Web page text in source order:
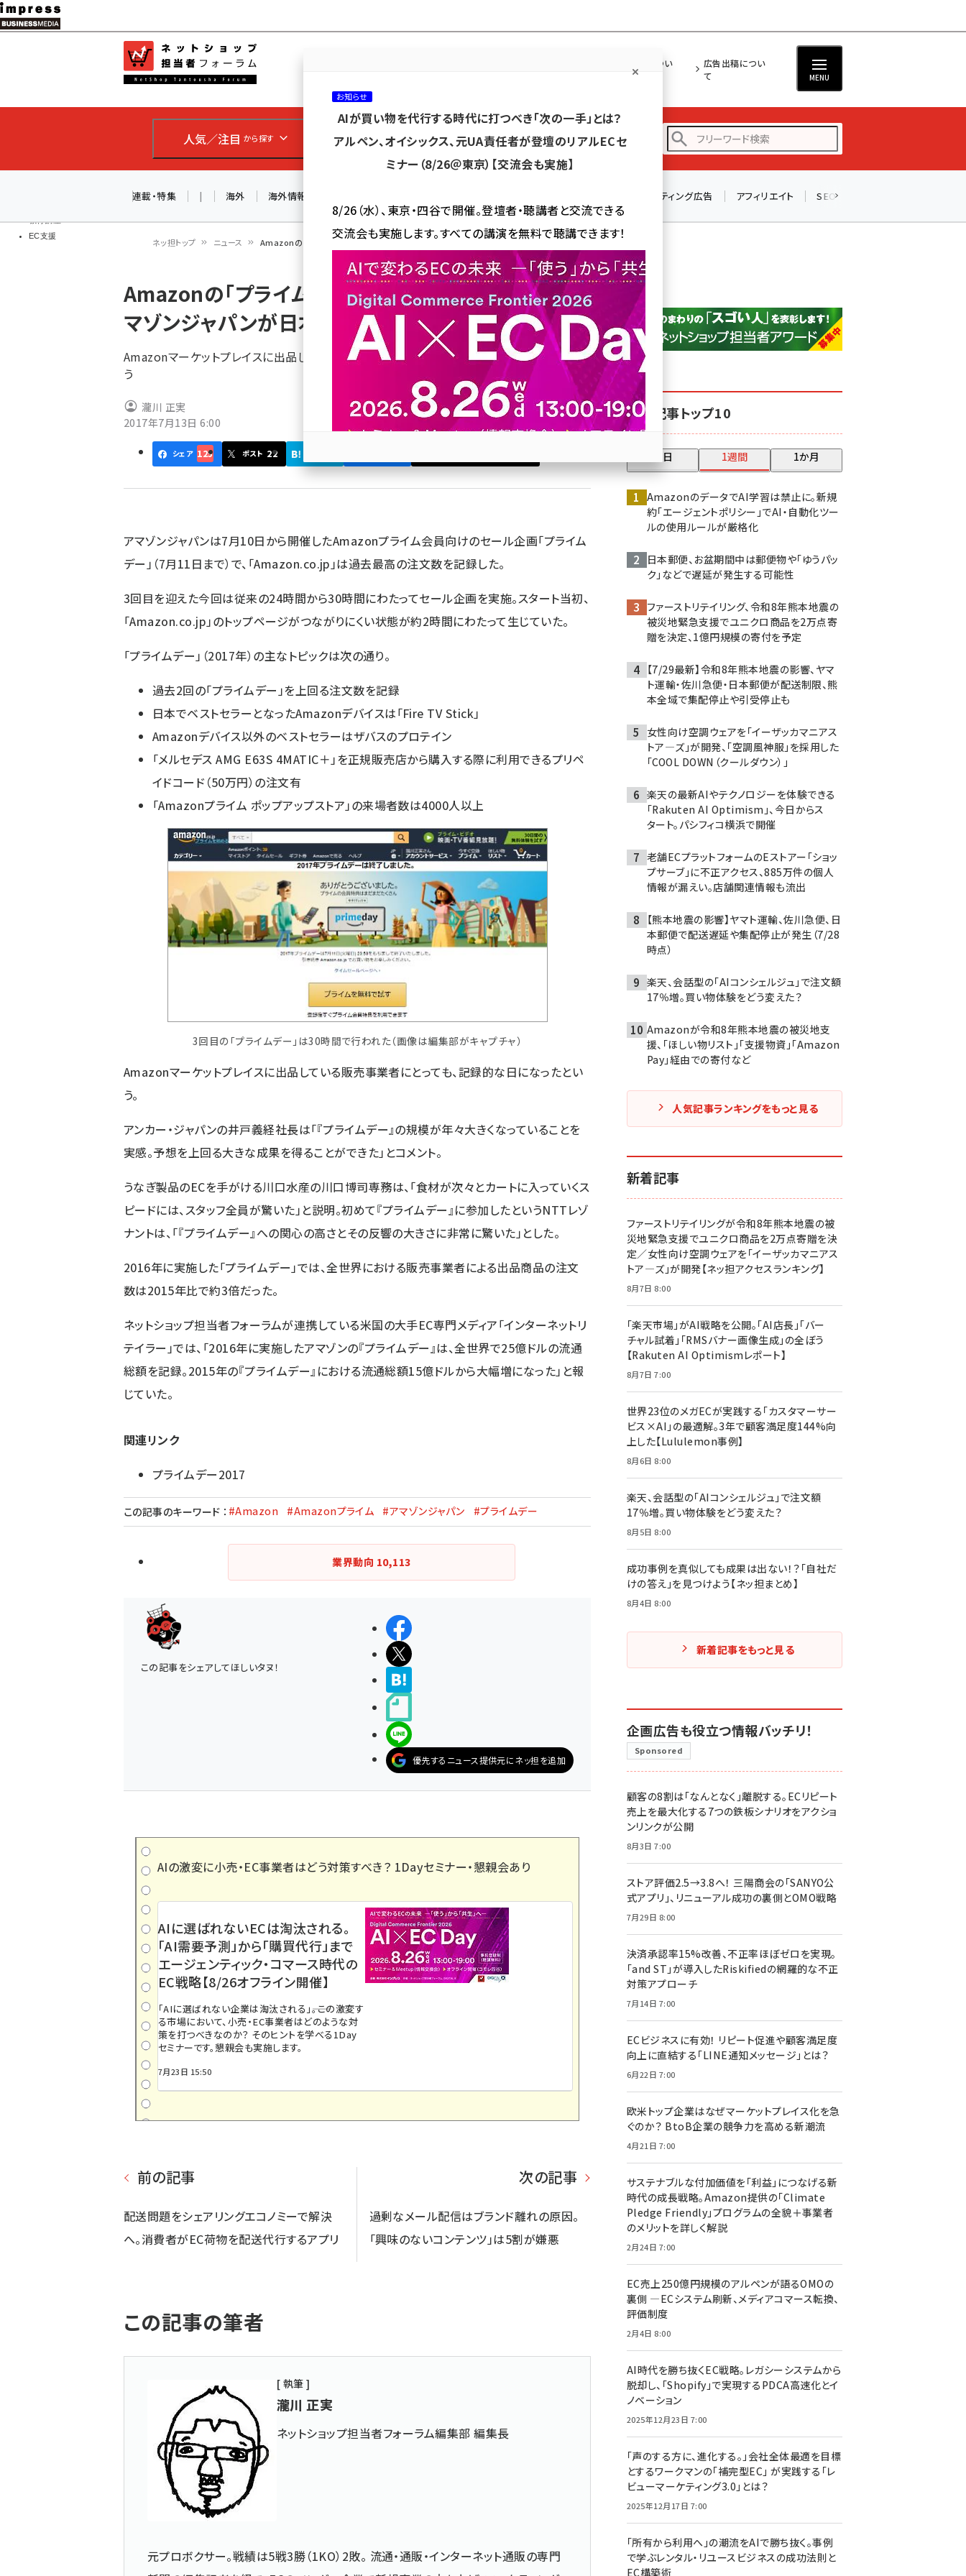
メ
イ
ン
ツ
移
教育講座
EC支援
ネッ担につい
広告出稿につい
て
MENU
人気／注目 から探す カテゴリ／種別 から探す セミナー／イベント から探す
アスクル (1122)
base (1081)
連載・特集 | 海外 海外情報 リスティング広告 アフィリエイト SEO
ン
く
ず
ネッ担トップ ニュース Amazonの「プライムデー」は過去最高の注文数、アマゾンジャパンが日本の状況を発表
Amazonの「プライムデー」は過去最高の注文数、ア
マゾンジャパンが日本の状況を発表
Amazonマーケットプレイスに出品している販売事業者にとっても、記録的な日になったとい
う
瀧川 正実
2017年7月13日 6:00
シェア 125 ポスト 22
アマゾンジャパンは7月10日から開催したAmazonプライム会員向けのセール企画「プライム
デー」（7月11日まで）で、「Amazon.co.jp」は過去最高の注文数を記録した。
3回目を迎えた今回は従来の24時間から30時間にわたってセール企画を実施。スタート当初、
「Amazon.co.jp」のトップページがつながりにくい状態が約2時間にわたって生じていた。
「プライムデー」（2017年）の主なトピックは次の通り。
過去2回の「プライムデー」を上回る注文数を記録
日本でベストセラーとなったAmazonデバイスは「Fire TV Stick」
Amazonデバイス以外のベストセラーはザバスのプロテイン
「メルセデス AMG E63S 4MATIC＋」を正規販売店から購入する際に利用できるプリペ
イドコード（50万円）の注文有
「Amazonプライム ポップアップストア」の来場者数は4000人以上
3回目の「プライムデー」は30時間で行われた（画像は編集部がキャプチャ）
Amazonマーケットプレイスに出品している販売事業者にとっても、記録的な日になったとい
う。
アンカー・ジャパンの井戸義経社長は「『プライムデー』の規模が年々大きくなっていることを
実感。予想を上回る大きな成果を得ることができた」とコメント。
うなぎ製品のECを手がける川口水産の川口博司専務は、「食材が次々とカートに入っていくス
ピードには、スタッフ全員が驚いた」と説明。初めて『プライムデー』に参加したというNTTレゾ
ナントは、「『プライムデー』への関心の高さとその反響の大きさに非常に驚いた」とした。
2016年に実施した「プライムデー」では、全世界における販売事業者による出品商品の注文
数は2015年比で約3倍だった。
ネットショップ担当者フォーラムが連携している米国の大手EC専門メディア「インターネットリ
テイラー」では、「2016年に実施したアマゾンの『プライムデー』は、全世界で25億ドルの流通
総額を記録。2015年の『プライムデー』における流通総額15億ドルから大幅増になった」と報
じていた。
関連リンク
プライムデー2017
この記事のキーワード ： #Amazon #Amazonプライム #アマゾンジャパン #プライムデー
業界動向 10,113
この記事をシェアしてほしいタヌ！
優先するニュース提供元にネッ担を追加
AIの激変に小売・EC事業者はどう対策すべき？ 1Dayセミナー・懇親会あり
AIに選ばれないECは淘汰される。
「AI需要予測」から「購買代行」まで
エージェンティック・コマース時代の
EC戦略【8/26オフライン開催】
「AIに選ばれない企業は淘汰される」――。この激変す
る市場において、小売・EC事業者はどのような対
策を打つべきなのか？ そのヒントを学べる1Day
セミナーです。懇親会も実施します。
7月23日 15:50
前の記事
配送問題をシェアリングエコノミーで解決
へ。消費者がEC荷物を配送代行するアプリ
次の記事
過剰なメール配信はブランド離れの原因。
「興味のないコンテンツ」は5割が嫌悪
この記事の筆者
[ 執筆 ]
瀧川 正実
ネットショップ担当者フォーラム編集部 編集長
元プロボクサー。戦績は5戦3勝（1KO）2敗。 流通・通販・インターネット通販の専門
人気記事トップ10
昨日 1週間 1か月
AmazonのデータでAI学習は禁止に。新規
約「エージェントポリシー」でAI・自動化ツー
ルの使用ルールが厳格化
日本郵便、お盆期間中は郵便物や「ゆうパッ
ク」などで遅延が発生する可能性
ファーストリテイリング、令和8年熊本地震の
被災地緊急支援でユニクロ商品を2万点寄
贈を決定、1億円規模の寄付を予定
【7/29最新】令和8年熊本地震の影響、ヤマ
ト運輸・佐川急便・日本郵便が配送制限、熊
本全域で集配停止や引受停止も
女性向け空調ウェアを「イーザッカマニアス
トア―ズ」が開発、「空調風神服」を採用した
「COOL DOWN（クールダウン）」
楽天の最新AIやテクノロジーを体験できる
「Rakuten AI Optimism」、今日からス
タート。パシフィコ横浜で開催
老舗ECプラットフォームのEストアー「ショッ
プサーブ」に不正アクセス、885万件の個人
情報が漏えい。店舗関連情報も流出
【熊本地震の影響】ヤマト運輸、佐川急便、日
本郵便で配送遅延や集配停止が発生（7/28
時点）
楽天、会話型の「AIコンシェルジュ」で注文額
17％増。買い物体験をどう変えた？
Amazonが令和8年熊本地震の被災地支
援、「ほしい物リスト」「支援物資」「Amazon
Pay」経由での寄付など
人気記事ランキングをもっと見る
新着記事
ファーストリテイリングが令和8年熊本地震の被
災地緊急支援でユニクロ商品を2万点寄贈を決
定／女性向け空調ウェアを「イーザッカマニアス
トア―ズ」が開発【ネッ担アクセスランキング】
8月7日 8:00
「楽天市場」がAI戦略を公開。「AI店長」「バー
チャル試着」「RMSバナー画像生成」の全ぼう
【Rakuten AI Optimismレポート】
8月7日 7:00
世界23位のメガECが実践する「カスタマーサー
ビス×AI」の最適解。3年で顧客満足度144%向
上した【Lululemon事例】
8月6日 8:00
楽天、会話型の「AIコンシェルジュ」で注文額
17％増。買い物体験をどう変えた？
8月5日 8:00
成功事例を真似しても成果は出ない！？「自社だ
けの答え」を見つけよう【ネッ担まとめ】
8月4日 8:00
新着記事をもっと見る
企画広告も役立つ情報バッチリ！
Sponsored
顧客の8割は「なんとなく」離脱する。ECリピート
売上を最大化する7つの鉄板シナリオをアクショ
ンリンクが公開
8月3日 7:00
ストア評価2.5→3.8へ！ 三陽商会の「SANYO公
式アプリ」、リニューアル成功の裏側とOMO戦略
7月29日 8:00
決済承認率15%改善、不正率ほぼゼロを実現。
「and ST」が導入したRiskifiedの網羅的な不正
対策アプローチ
7月14日 7:00
ECビジネスに有効！ リピート促進や顧客満足度
向上に直結する「LINE通知メッセージ」とは？
6月22日 7:00
欧米トップ企業はなぜマーケットプレイス化を急
ぐのか？ BtoB企業の競争力を高める新潮流
4月21日 7:00
サステナブルな付加価値を「利益」につなげる新
時代の成長戦略。Amazon提供の「Climate
Pledge Friendly」プログラムの全貌＋事業者
のメリットを詳しく解説
2月24日 7:00
EC売上250億円規模のアルペンが語るOMOの
裏側 ―ECシステム刷新、メディアコマース転換、
評価制度
2月4日 8:00
AI時代を勝ち抜くEC戦略。レガシーシステムから
脱却し、「Shopify」で実現するPDCA高速化とイ
ノベーション
2025年12月23日 7:00
「声のする方に、進化する。」会社全体最適を目標
とするワークマンの「補完型EC」 が実践する「レ
ビューマーケティング3.0」とは？
2025年12月17日 7:00
「所有から利用へ」の潮流をAIで勝ち抜く。事例
で学ぶレンタル・リユースビジネスの成功法則と
EC構築術
お知らせ
AIが買い物を代行する時代に打つべき「次の一手」とは？
アルペン、オイシックス、元UA責任者が登壇のリアルECセ
ミナー（8/26＠東京）【交流会も実施】
8/26（水）、東京・四谷で開催。登壇者・聴講者と交流できる
交流会も実施します。すべての講演を無料で聴講できます！
参加登録はこちら↑